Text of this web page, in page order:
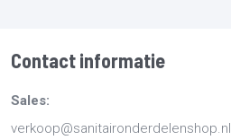
Contact informatie
Sales:
verkoop@sanitaironderdelenshop.nl